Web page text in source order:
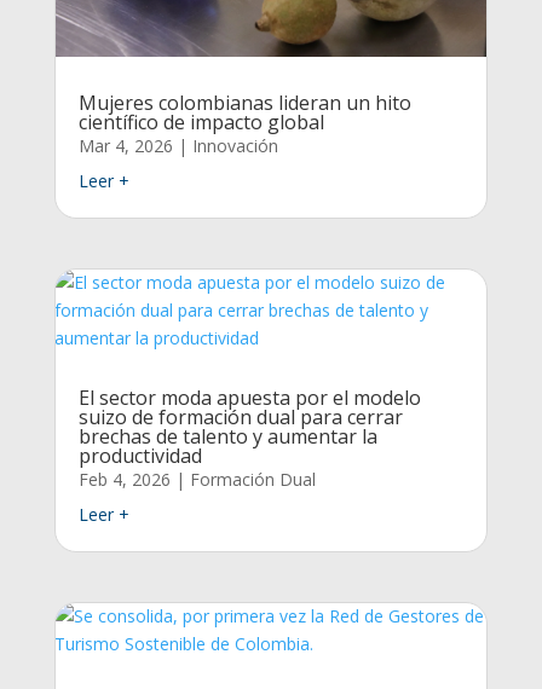
Mujeres colombianas lideran un hito
científico de impacto global
Mar 4, 2026 | Innovación
Leer +
El sector moda apuesta por el modelo
suizo de formación dual para cerrar
brechas de talento y aumentar la
productividad
Feb 4, 2026 | Formación Dual
Leer +